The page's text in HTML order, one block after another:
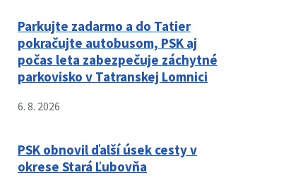
Parkujte zadarmo a do Tatier
pokračujte autobusom, PSK aj
počas leta zabezpečuje záchytné
parkovisko v Tatranskej Lomnici
6. 8. 2026
PSK obnovil ďalší úsek cesty v
okrese Stará Ľubovňa